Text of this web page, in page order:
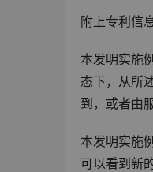
附上专利信息
本发明实施
态下，从所
到，或者由
本发明实施
可以看到新